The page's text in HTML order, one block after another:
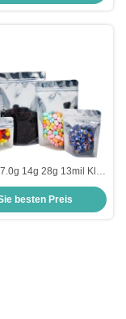
Süßigkeiten Snacks
14g 28g 13mil Klar
Matte
Rücken Steh auf
Taschen für Gras
besten Preis